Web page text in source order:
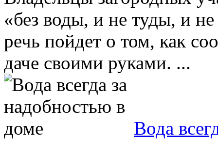
«без воды, и не туды, и
речь пойдет о том, как
даче своими руками. ...
Вода